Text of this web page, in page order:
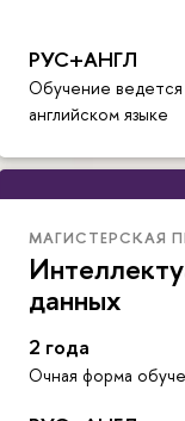
РУС+АНГЛ
Обучение ведется
английском языке
МАГИСТЕРСКАЯ
данных
2 года
Очная форма